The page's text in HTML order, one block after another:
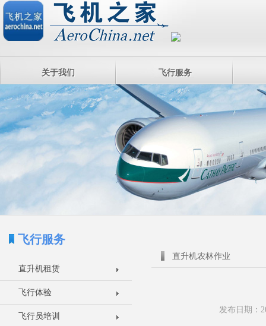
关于我们 飞行服务
飞行服务
直升机租赁
飞行体验
飞行员培训
直升机农林作业
发布日期：